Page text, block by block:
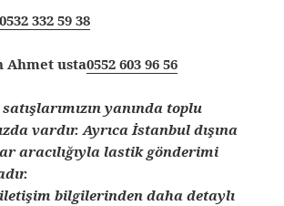
0532 332 59 38
Ahmet usta0552 603 96 56
yanında toplu
vardır. Ayrıca İstanbul dışına
aracılığıyla lastik gönderimi
bilgilerinden daha detaylı